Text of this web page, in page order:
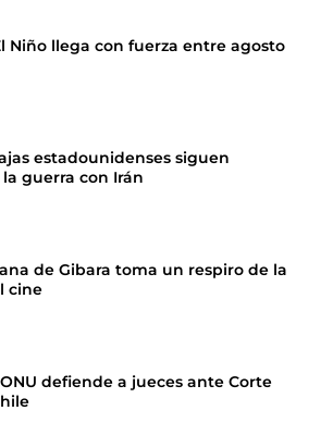
Niño llega con fuerza entre agosto
estadounidenses siguen
guerra con Irán
de Gibara toma un respiro de la
cine
defiende a jueces ante Corte